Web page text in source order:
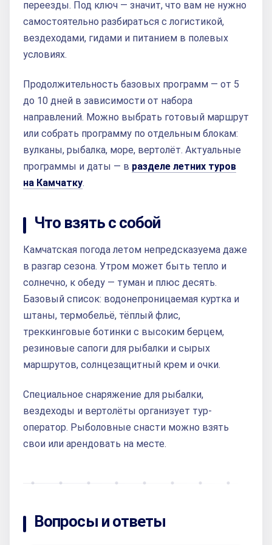
переезды. Под ключ — значит, что вам не нужно
самостоятельно разбираться с логистикой,
вездеходами, гидами и питанием в полевых
условиях.
Продолжительность базовых программ — от 5
до 10 дней в зависимости от набора
направлений. Можно выбрать готовый маршрут
или собрать программу по отдельным блокам:
вулканы, рыбалка, море, вертолёт. Актуальные
программы и даты — в разделе летних туров
на Камчатку.
Что взять с собой
Камчатская погода летом непредсказуема даже
в разгар сезона. Утром может быть тепло и
солнечно, к обеду — туман и плюс десять.
Базовый список: водонепроницаемая куртка и
штаны, термобельё, тёплый флис,
треккинговые ботинки с высоким берцем,
резиновые сапоги для рыбалки и сырых
маршрутов, солнцезащитный крем и очки.
Специальное снаряжение для рыбалки,
вездеходы и вертолёты организует тур-
оператор. Рыболовные снасти можно взять
свои или арендовать на месте.
Вопросы и ответы